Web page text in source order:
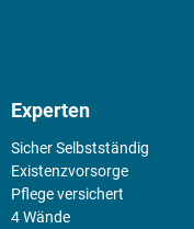
Experten
Sicher Selbstständig
Existenz­vorsorge
Pflege versichert
4 Wände